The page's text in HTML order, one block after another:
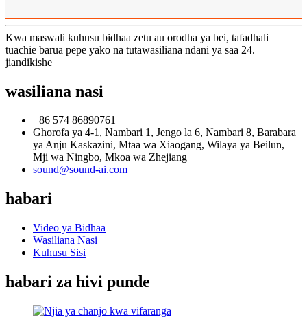
Kwa maswali kuhusu bidhaa zetu au orodha ya bei, tafadhali
tuachie barua pepe yako na tutawasiliana ndani ya saa 24.
jiandikishe
wasiliana nasi
+86 574 86890761
Ghorofa ya 4-1, Nambari 1, Jengo la 6, Nambari 8, Barabara
ya Anju Kaskazini, Mtaa wa Xiaogang, Wilaya ya Beilun,
Mji wa Ningbo, Mkoa wa Zhejiang
sound@sound-ai.com
habari
Video ya Bidhaa
Wasiliana Nasi
Kuhusu Sisi
habari za hivi punde